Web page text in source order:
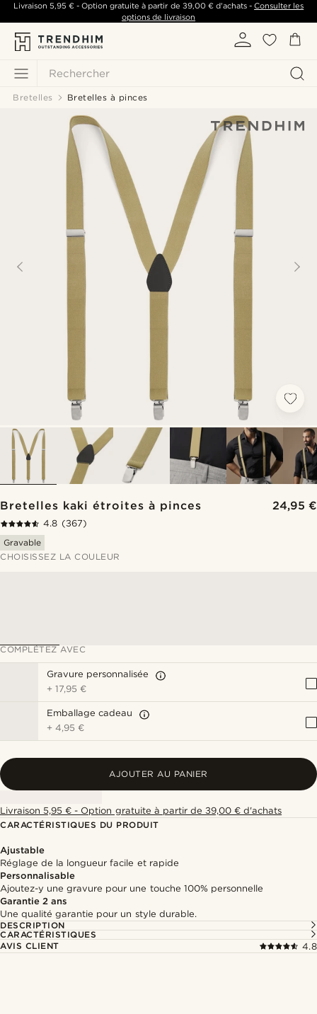
Rechercher
Livraison 5,95 €- Option gratuite à partir de 39,00 €d'achats -Consulter les
options de livraison
Bretelles Bretelles à pinces
Bretelles kaki étroites à pinces 24,95 €
4.8 (367)
Gravable
CHOISISSEZ LA COULEUR
COMPLÉTEZ AVEC
Gravure personnalisée
+17,95 €
Emballage cadeau
+4,95 €
AJOUTER AU PANIER
Livraison 5,95 € - Option gratuite à partir de 39,00 € d'achats
CARACTÉRISTIQUES DU PRODUIT
Ajustable
Réglage de la longueur facile et rapide
Personnalisable
Ajoutez-y une gravure pour une touche 100% personnelle
Garantie 2 ans
Une qualité garantie pour un style durable.
DESCRIPTION
CARACTÉRISTIQUES
AVIS CLIENT
4.8